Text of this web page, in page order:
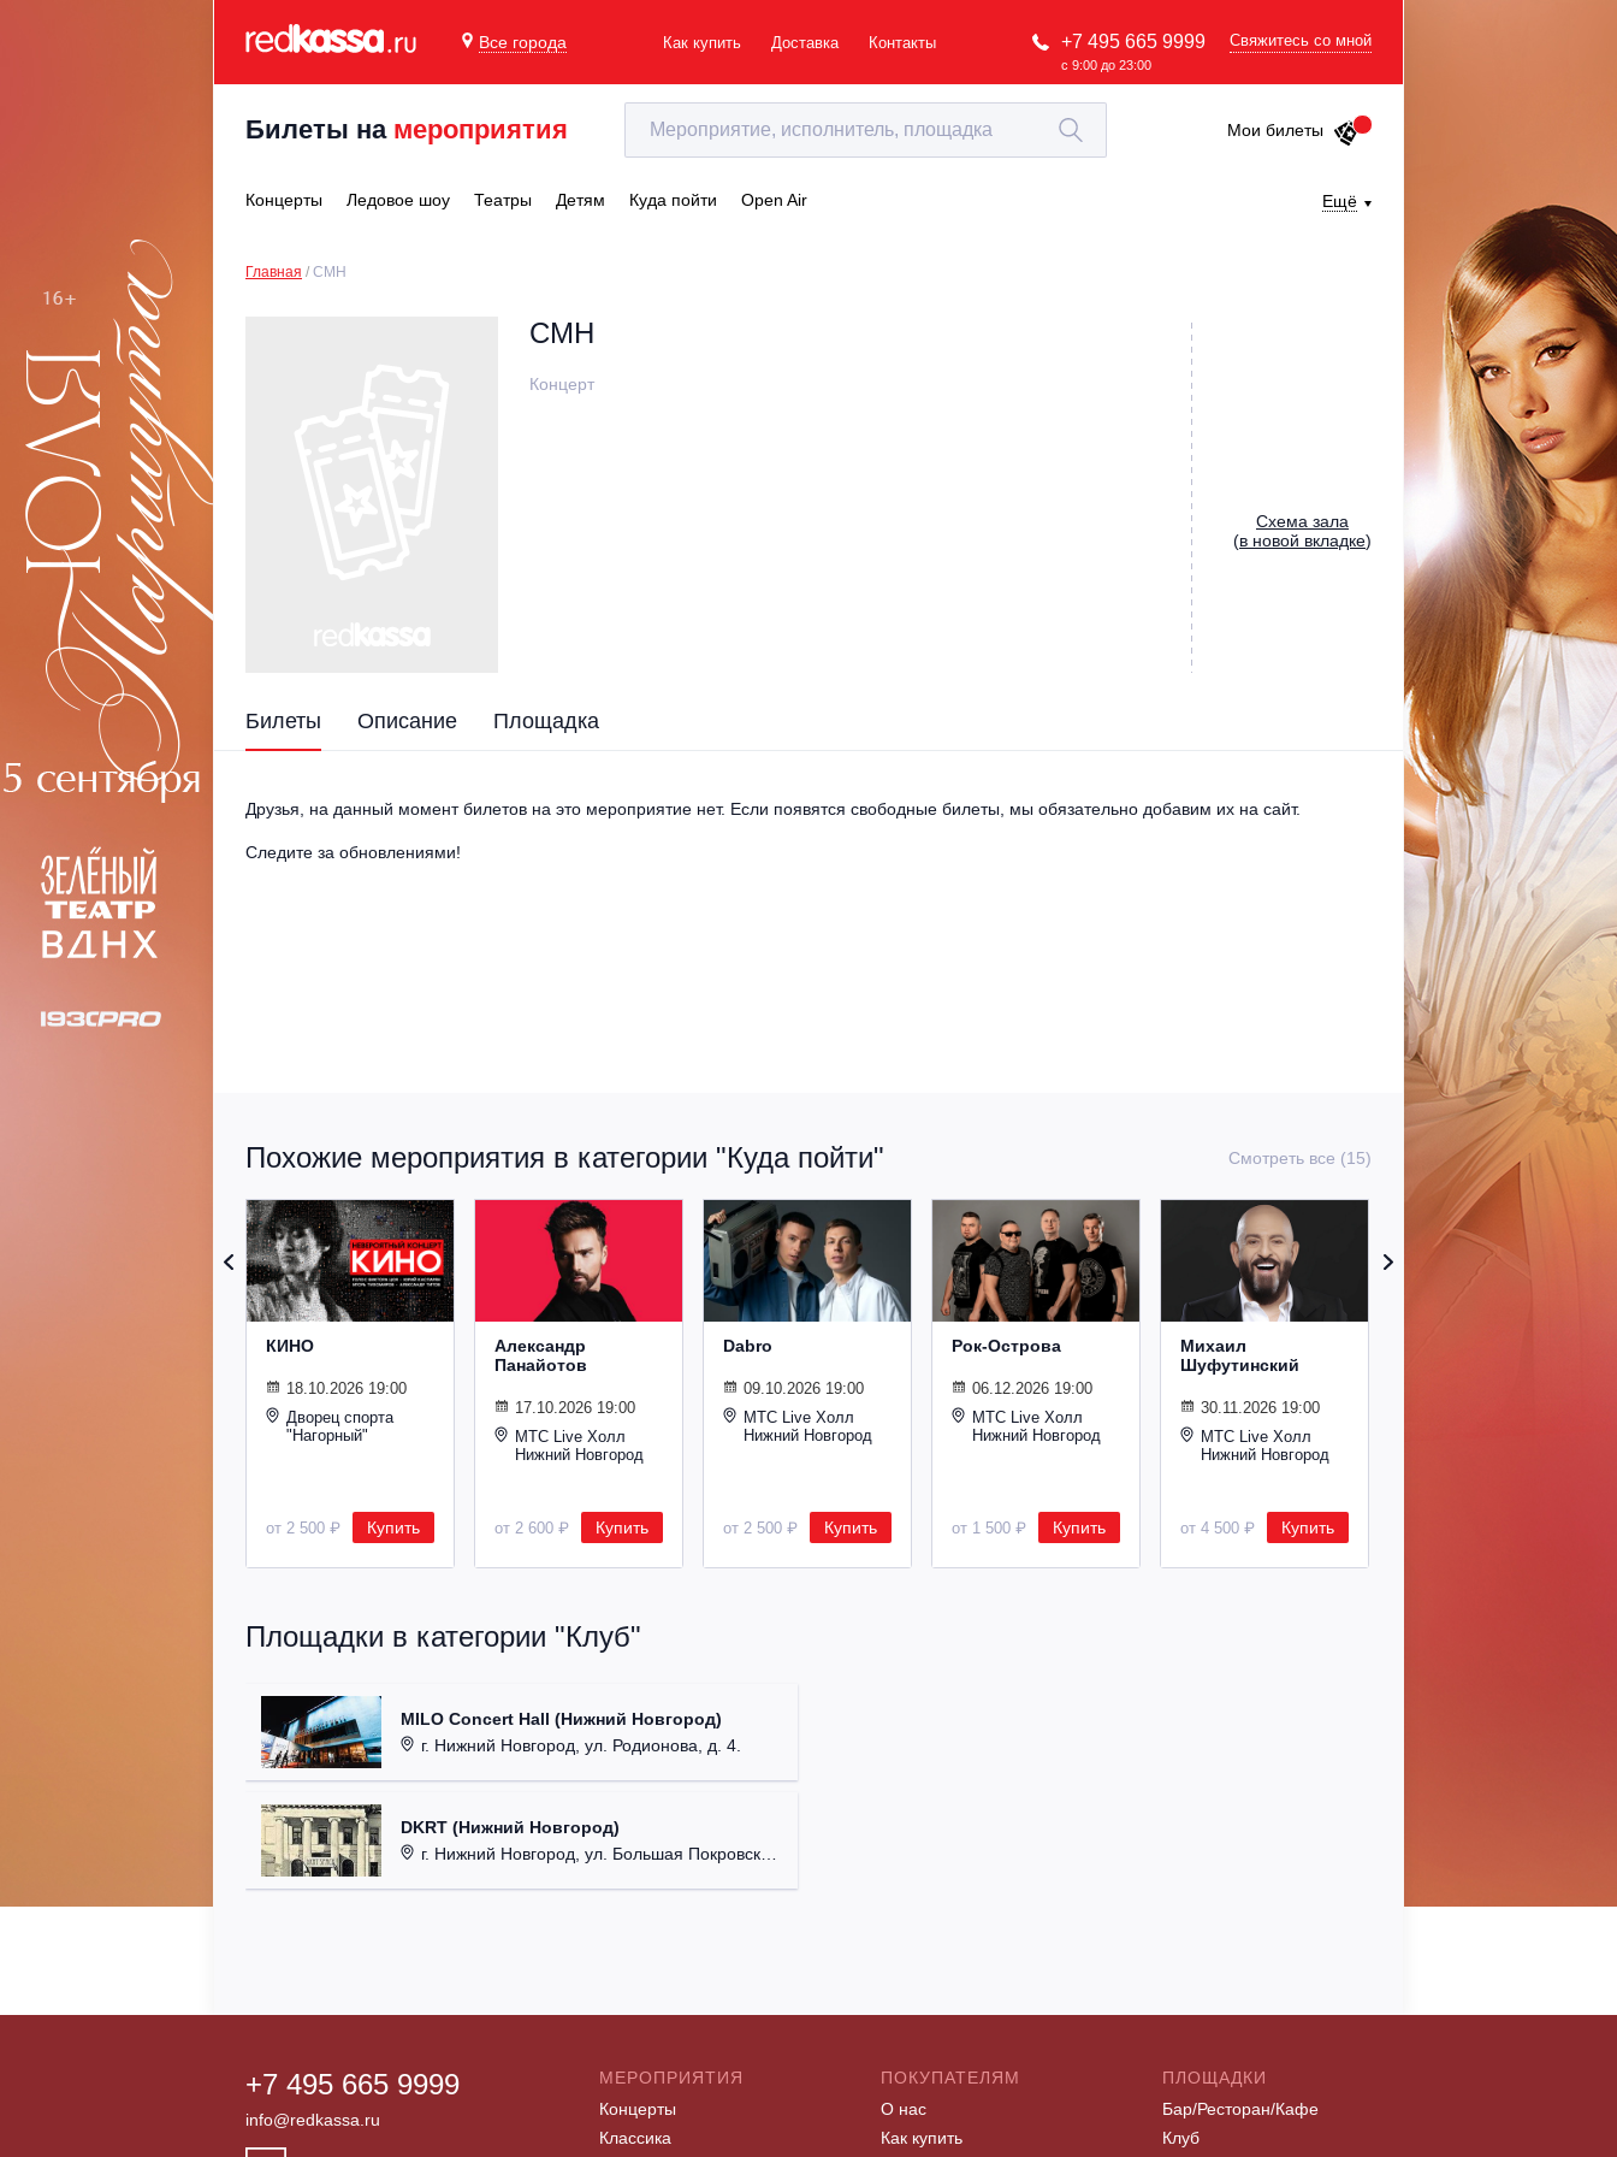
Все города Как купить Доставка Контакты +7 495 665 9999
с 9:00 до 23:00
Свяжитесь со мной
Билеты на мероприятия Мои билеты
Концерты Ледовое шоу Театры Детям Куда пойти Open Air Ещё
Главная CMH
CMH
Концерт
Cхема зала
(в новой вкладке)
Билеты Описание Площадка
Друзья, на данный момент билетов на это мероприятие нет. Если появятся свободные билеты, мы обязательно добавим их на сайт.
Следите за обновлениями!
Похожие мероприятия в категории "Куда пойти" Смотреть все (15)
КИНО
18.10.2026 19:00
Дворец спорта
"Нагорный"
от 2 500 ₽ Купить
Александр
Панайотов
17.10.2026 19:00
МТС Live Холл
Нижний Новгород
от 2 600 ₽ Купить
Dabro
09.10.2026 19:00
МТС Live Холл
Нижний Новгород
от 2 500 ₽ Купить
Рок-Острова
06.12.2026 19:00
МТС Live Холл
Нижний Новгород
от 1 500 ₽ Купить
Михаил
Шуфутинский
30.11.2026 19:00
МТС Live Холл
Нижний Новгород
от 4 500 ₽ Купить
Площадки в категории "Клуб"
MILO Concert Hall (Нижний Новгород)
г. Нижний Новгород, ул. Родионова, д. 4.
DKRT (Нижний Новгород)
г. Нижний Новгород, ул. Большая Покровская, д. 18.
+7 495 665 9999
info@redkassa.ru
МЕРОПРИЯТИЯ
Концерты
Классика
ПОКУПАТЕЛЯМ
О нас
Как купить
ПЛОЩАДКИ
Бар/Ресторан/Кафе
Клуб